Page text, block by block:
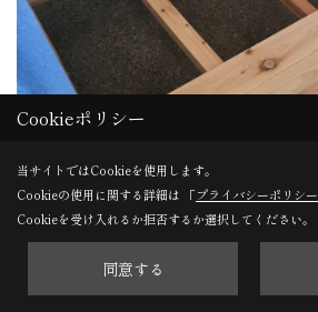
土間を先行で仕上げ、床を張ります。
Cookieポリシー
当サイトではCookieを使用します。
Cookieの使用に関する詳細は 「プライバシーポリシー
Cookieを受け入れるか拒否するか選択してください。
同意する